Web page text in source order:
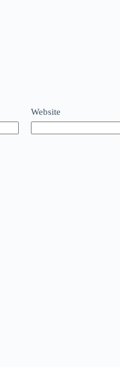
Website